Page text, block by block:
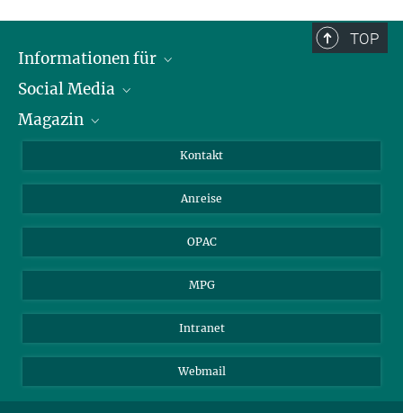
TOP
Informationen für
Journalist*innen
Stipendiat*innen
Social Media
LinkedIn
Magazin
Kontakt
Anreise
OPAC
MPG
Intranet
Webmail